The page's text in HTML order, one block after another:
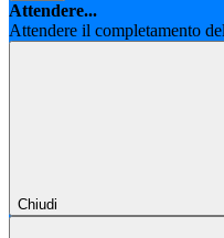
Attendere...
Attendere il completamento
Chiudi